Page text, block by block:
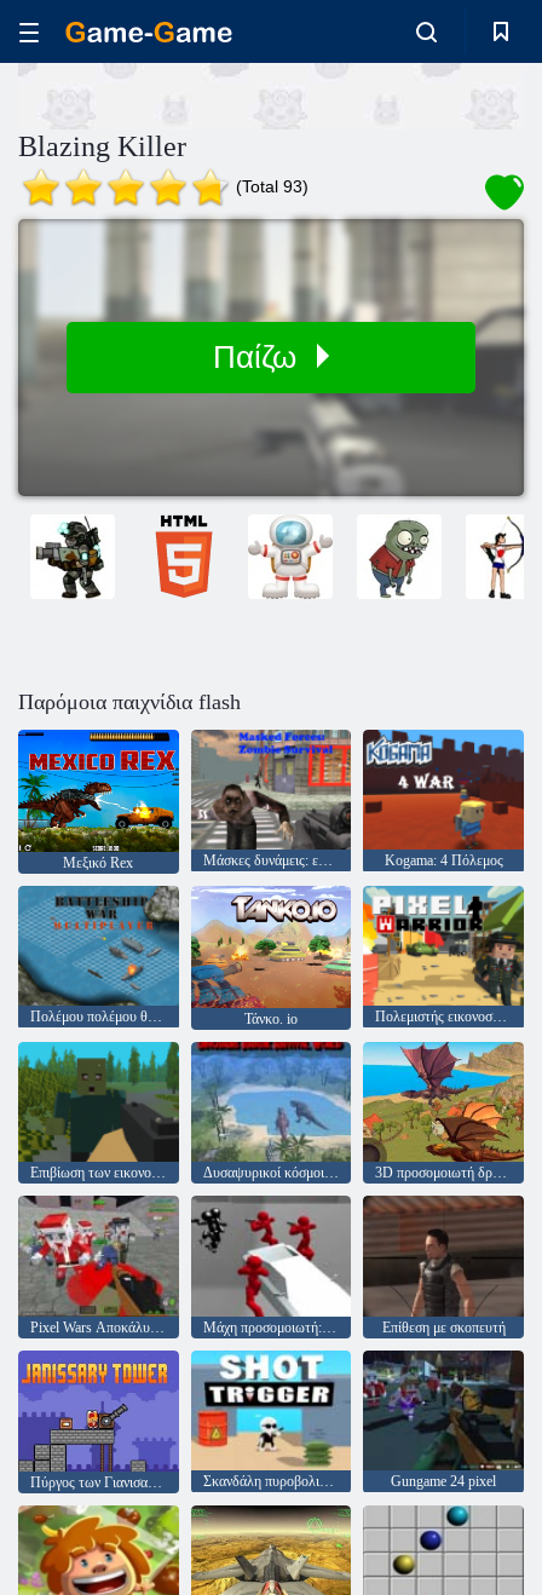
Blazing Killer
(Total 93)
Παίζω
Παρόμοια παιχνίδια flash
Μεξικό Rex Μάσκες δυνάμεις: επιβίωση ζόμπι Kogama: 4 Πόλεμος
Πολέμου πολέμου θωρηκτό Τάνκο. io Πολεμιστής εικονοστοιχείων
Επιβίωση των εικονοστοιχείων Δυσαψυρικοί κόσμοι Jurassic Survival World 3D προσομοιωτή δράκων
Μάχη προσομοιωτή: Counter Stickman Επίθεση με σκοπευτή
Πύργος των Γιανισαρίων Σκανδάλη πυροβολισμού Gungame 24 pixel